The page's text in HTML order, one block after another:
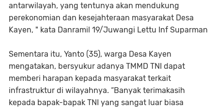
antarwilayah, yang tentunya akan mendukung
perekonomian dan kesejahteraan masyarakat Desa
Kayen, " kata Danramil 19/Juwangi Lettu Inf Suparman
Sementara itu, Yanto (35), warga Desa Kayen
mengatakan, bersyukur adanya TMMD TNI dapat
memberi harapan kepada masyarakat terkait
infrastruktur di wilayahnya. “Banyak terimakasih
kepada bapak-bapak TNI yang sangat luar biasa